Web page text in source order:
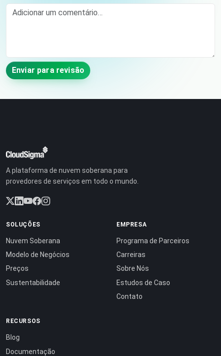
Comment
Enviar para revisão
A plataforma de nuvem soberana para
provedores de serviços em todo o mundo.
SOLUÇÕES
Nuvem Soberana
Modelo de Negócios
Preços
Sustentabilidade
EMPRESA
Programa de Parceiros
Carreiras
Sobre Nós
Estudos de Caso
Contato
RECURSOS
Blog
Documentação